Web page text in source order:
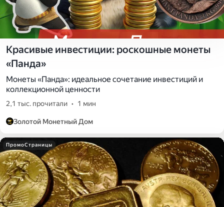
Красивые инвестиции: роскошные монеты
«Панда»
Монеты «Панда»: идеальное сочетание инвестиций и
коллекционной ценности
2,1 тыс. прочитали • 1 мин
Золотой Монетный Дом
ПромоСтраницы